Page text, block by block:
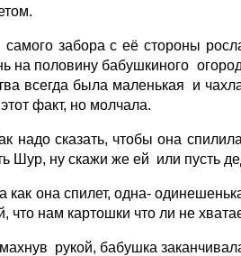
забора с её стороны
на половину бабушкиного
всегда была маленькая и
факт, но молчала.
надо сказать, чтобы она
Шур, ну скажи же ей или пусть
как она спилет, одна-
что нам картошки что ли не
рукой, бабушка